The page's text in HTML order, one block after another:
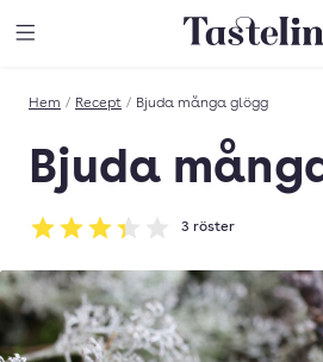
Till Tastelines
Hem / Recept / Bjuda många glögg
Bjuda
Betyg: 3.33 av 5
3 röster